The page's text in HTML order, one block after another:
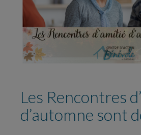
Les Rencontres
d’automne sont